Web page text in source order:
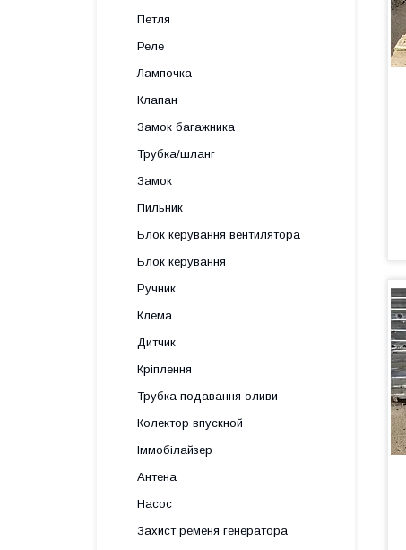
Петля
Реле
Лампочка
Клапан
Замок багажника
Трубка/шланг
Замок
Пильник
Блок керування вентилятора
Блок керування
Ручник
Клема
Дитчик
Кріплення
Трубка подавання оливи
Колектор впускной
Іммобілайзер
Антена
Насос
Захист ременя генератора